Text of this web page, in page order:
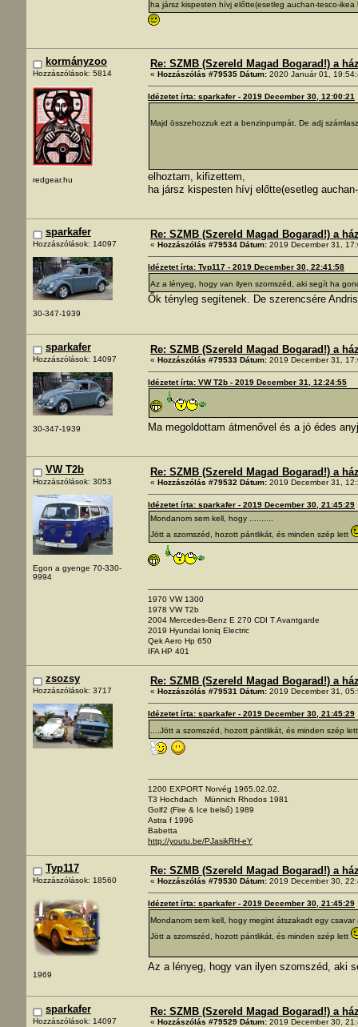
ha jársz kispesten hívj előtte(esetleg auchan-tesco-ikea
kormányzoo
Hozzászólások: 5814
redgear.hu
Re: SZMB (Szereld Magad Bogarad!) a
« Hozzászólás #79535 Dátum: 2020 Január 01,
Idézetet írta: sparkafer - 2019 December 30, 12:00:21
Majd összehozzuk ezt a benzinpumpát. De adj
elhoztam, kifizettem,
ha jársz kispesten hívj előtte(esetleg
sparkafer
Hozzászólások: 14097
30-347-1939
Re: SZMB (Szereld Magad Bogarad!) a
« Hozzászólás #79534 Dátum: 2019 December 31,
Idézetet írta: Typ117 - 2019 December 30, 22:41:58
Az a lényeg, hogy van ilyen szomszéd, aki segít ha
Ők tényleg segítenek. De szerencsére
sparkafer
Hozzászólások: 14097
30-347-1939
Re: SZMB (Szereld Magad Bogarad!) a
« Hozzászólás #79533 Dátum: 2019 December 31,
Idézetet írta: VW T2b - 2019 December 31, 12:24:55
Ma megoldottam átmenővel és a jó édes
VW T2b
Hozzászólások: 3053
Egon a gyenge 70-330-
9994
Re: SZMB (Szereld Magad Bogarad!) a
« Hozzászólás #79532 Dátum: 2019 December 31,
Idézetet írta: sparkafer - 2019 December 30, 21:45:29
Mondanom sem kell, hogy ..........
Jött a szomszéd, hozott pántlikát, és minden szép lett
1970 VW 1300
1978 VW T2b
2004 Mercedes-Benz E 270 CDI T Avantgarde
2019 Hyundai Ioniq Electric
Qek Aero Hp 650
IFA HP 401
zsozsy
Hozzászólások: 3717
Re: SZMB (Szereld Magad Bogarad!) a
« Hozzászólás #79531 Dátum: 2019 December 31,
Idézetet írta: sparkafer - 2019 December 30, 21:45:29
....Jött a szomszéd, hozott pántlikát, és minden szép
1200 EXPORT Norvég 1965.02.02.
T3 Hochdach Münnich Rhodos 1981
Golf2 (Fire & Ice belső) 1989
Astra f 1996
Babetta
http://youtu.be/PJasikRH-eY
Typ117
Hozzászólások: 18560
1969
Re: SZMB (Szereld Magad Bogarad!) a
« Hozzászólás #79530 Dátum: 2019 December 30,
Idézetet írta: sparkafer - 2019 December 30, 21:45:29
Mondanom sem kell, hogy megint átszakadt egy
Jött a szomszéd, hozott pántlikát, és minden szép lett
Az a lényeg, hogy van ilyen szomszéd, aki
sparkafer
Hozzászólások: 14097
Re: SZMB (Szereld Magad Bogarad!) a
« Hozzászólás #79529 Dátum: 2019 December 30,